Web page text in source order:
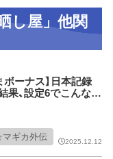
し屋」他関
ボーナス】日本記録
果、設定6でこんなに
ギカ外伝 2025.12.12